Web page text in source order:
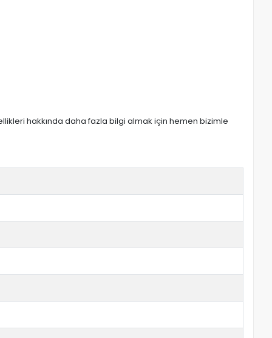
hakkında daha fazla bilgi almak için hemen bizimle